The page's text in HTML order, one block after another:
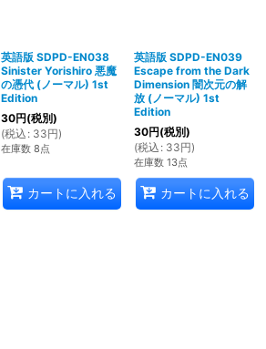
英語版 SDPD-EN038
Sinister Yorishiro 悪魔
の憑代 (ノーマル) 1st
Edition
30円(税別)
(税込 : 33円)
在庫数 8点
カートに入れる
英語版 SDPD-EN039
Escape from the Dark
Dimension 闇次元の解
放 (ノーマル) 1st
Edition
30円(税別)
(税込 : 33円)
在庫数 13点
カートに入れる